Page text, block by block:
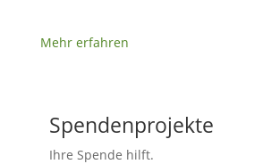
Mehr erfahren
Spendenprojekte
Ihre Spende hilft.